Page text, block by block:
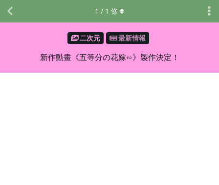
二次元 最新情報
新作動畫《五等分の花嫁∽》製作決定！
1 / 1 條